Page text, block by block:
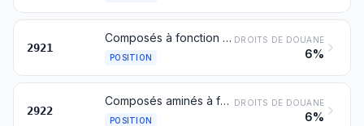
2921
Composés à fonction amine
POSITION
DROITS DE DOUANE
6%
2922
Composés aminés à fonctions oxygénées
POSITION
DROITS DE DOUANE
6%